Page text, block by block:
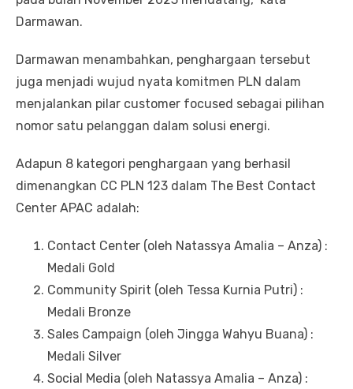
Darmawan.
Darmawan menambahkan, penghargaan tersebut
juga menjadi wujud nyata komitmen PLN dalam
menjalankan pilar customer focused sebagai pilihan
nomor satu pelanggan dalam solusi energi.
Adapun 8 kategori penghargaan yang berhasil
dimenangkan CC PLN 123 dalam The Best Contact
Center APAC adalah:
Contact Center (oleh Natassya Amalia – Anza) :
Medali Gold
Community Spirit (oleh Tessa Kurnia Putri) :
Medali Bronze
Sales Campaign (oleh Jingga Wahyu Buana) :
Medali Silver
Social Media (oleh Natassya Amalia – Anza) :